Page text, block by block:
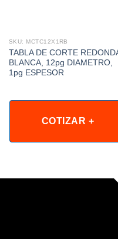
SKU: MCTC12X1RB
TABLA DE CORTE
BLANCA, 12pg DIAMETRO,
1pg ESPESOR
COTIZAR +